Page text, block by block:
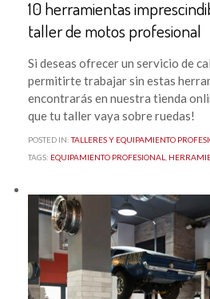
10 herramientas
taller de motos profesional
Si deseas ofrecer un servicio de
permitirte trabajar sin estas
encontrarás en nuestra tienda
que tu taller vaya sobre ruedas!
POSTED IN:TALLERES Y EQUIPAMIENTO
TAGS: EQUIPAMIENTO PROFESIONAL